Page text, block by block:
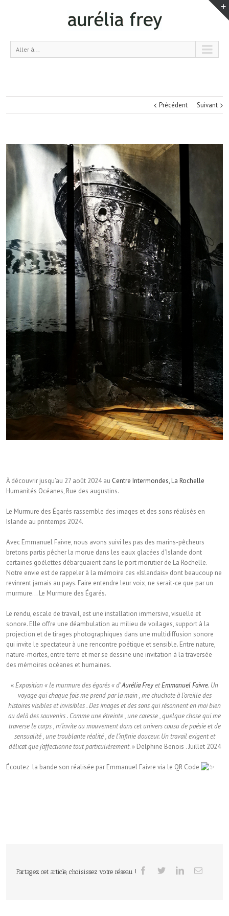
Aller à...
Précédent Suivant
À découvrir jusqu’au 27 août 2024 au Centre Intermondes, La Rochelle
Humanités Océanes, Rue des augustins.
Le Murmure des Égarés rassemble des images et des sons réalisés en
Islande au printemps 2024.
Avec Emmanuel Faivre, nous avons suivi les pas des marins-pêcheurs
bretons partis pêcher la morue dans les eaux glacées d’Islande dont
certaines goélettes débarquaient dans le port morutier de La Rochelle.
Notre envie est de rappeler à la mémoire ces «Islandais» dont beaucoup ne
revinrent jamais au pays. Faire entendre leur voix, ne serait-ce que par un
murmure… Le Murmure des Égarés.
Le rendu, escale de travail, est une installation immersive, visuelle et
sonore. Elle offre une déambulation au milieu de voilages, support à la
projection et de tirages photographiques dans une multidiffusion sonore
qui invite le spectateur à une rencontre poétique et sensible. Entre nature,
nature-mortes, entre terre et mer se dessine une invitation à la traversée
des mémoires océanes et humaines.
«Exposition « le murmure des égarés « d’Aurélia FreyetEmmanuel Faivre. Un
voyage qui chaque fois me prend par la main , me chuchote à l’oreille des
histoires visibles et invisibles . Des images et des sons qui résonnent en moi bien
au delà des souvenirs . Comme une étreinte , une caresse , quelque chose qui me
traverse le corps , m’invite au mouvement dans cet univers cousu de poésie et de
sensualité , une troublante réalité , de l’infinie douceur. Un travail exigent et
délicat que j’affectionne tout particulièrement. » Delphine Benois . Juillet 2024
Écoutez la bande son réalisée par Emmanuel Faivre via le QR Code
Partagez cet article, choisissez votre réseau !